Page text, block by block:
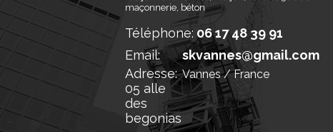
maçonnerie, béton
Téléphone: 06 17 48 39 91
Email:
skvannes@gmail.com
Adresse:
05 alle
des
begonias
Vannes / France